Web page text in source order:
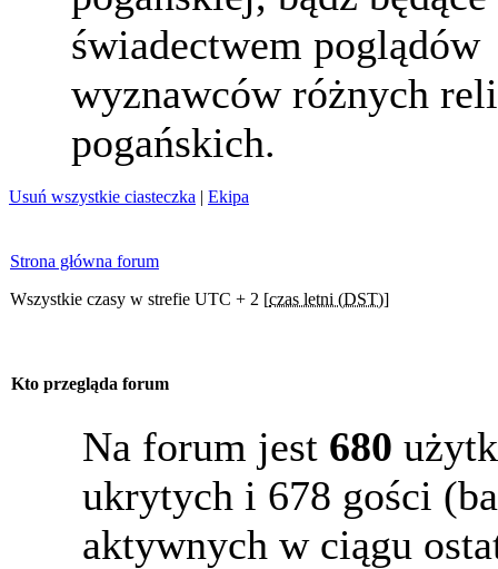
świadectwem poglądów
wyznawców różnych
pogańskich.
Usuń wszystkie ciasteczka | Ekipa
Strona główna forum
Wszystkie czasy w strefie UTC + 2 [czas letni (DST)]
Kto przegląda forum
Na forum jest 680
ukrytych i 678 gości
aktywnych w ciągu